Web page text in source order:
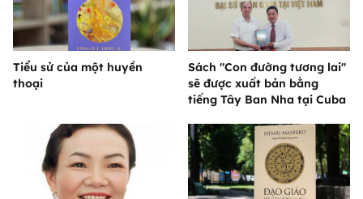
Tiểu sử của một huyền
thoại
Sách "Con đường tương lai"
sẽ được xuất bản bằng
tiếng Tây Ban Nha tại Cuba